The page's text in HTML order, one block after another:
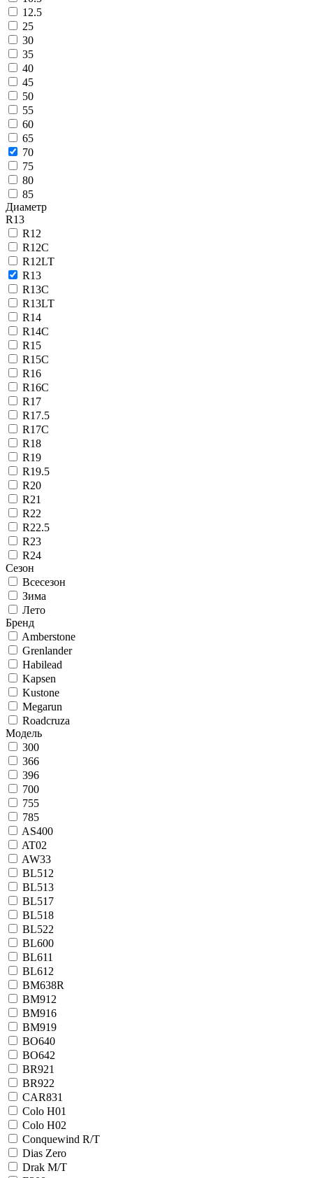
12.5
25
30
35
40
45
50
55
60
65
70
75
80
85
Диаметр
R13
R12
R12C
R12LT
R13
R13C
R13LT
R14
R14C
R15
R15C
R16
R16C
R17
R17.5
R17C
R18
R19
R19.5
R20
R21
R22
R22.5
R23
R24
Сезон
Всесезон
Зима
Лето
Бренд
Amberstone
Grenlander
Habilead
Kapsen
Kustone
Megarun
Roadcruza
Модель
300
366
396
700
755
785
AS400
AT02
AW33
BL512
BL513
BL517
BL518
BL522
BL600
BL611
BL612
BM638R
BM912
BM916
BM919
BO640
BO642
BR921
BR922
CAR831
Colo H01
Colo H02
Conquewind R/T
Dias Zero
Drak M/T